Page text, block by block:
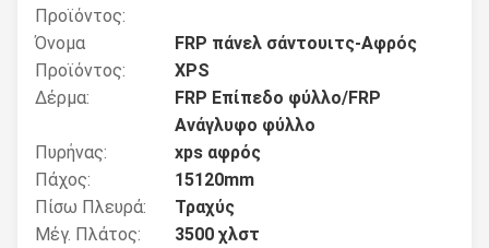
Προϊόντος:
Όνομα
Προϊόντος:
FRP πάνελ σάντουιτς-Αφρός
XPS
Δέρμα:
FRP Επίπεδο φύλλο/FRP
Ανάγλυφο φύλλο
Πυρήνας:
xps αφρός
Πάχος:
15120mm
Πίσω Πλευρά:
Τραχύς
Μέγ. Πλάτος:
3500 χλστ